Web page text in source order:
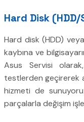
Hard Disk (HDD/
Hard disk (HDD)
kaybına ve
Asus Servisi
testlerden geçirerek
hizmeti de
parçalarla değişim